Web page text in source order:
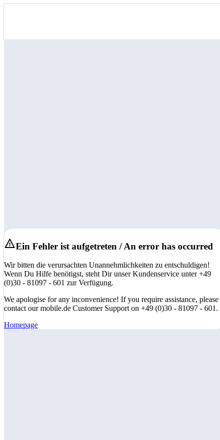
Ein Fehler ist aufgetreten / An error has occurred
Wir bitten die verursachten Unannehmlichkeiten zu entschuldigen!
Wenn Du Hilfe benötigst, steht Dir unser Kundenservice unter +49
(0)30 - 81097 - 601 zur Verfügung.
We apologise for any inconvenience! If you require assistance, please
contact our mobile.de Customer Support on +49 (0)30 - 81097 - 601.
Homepage